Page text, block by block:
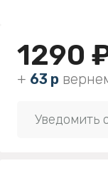
1290
+ 63 р
Уведомить